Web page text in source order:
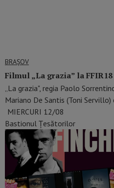
BRAŞOV
Filmul „La grazia” la FFIR18
„La grazia", regia Paolo
Mariano De Santis (Toni
MIERCURI 12/08
Bastionul Țesătorilor